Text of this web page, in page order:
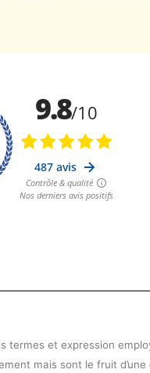
termes et expression
mais sont le fruit